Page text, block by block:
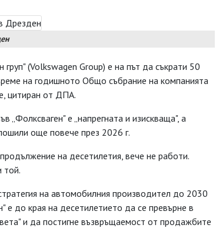
(Volkswagen Group) е на път да съкрати 50
на годишното Общо събрание на компанията
цитиран от ДПА.
„Фолксваген" е „напрегната и изискваща", а
още повече през 2026 г.
на десетилетия, вече не работи.
той.
на автомобилния производител до 2030
е до края на десетилетието да се превърне в
и да постигне възвръщаемост от продажбите